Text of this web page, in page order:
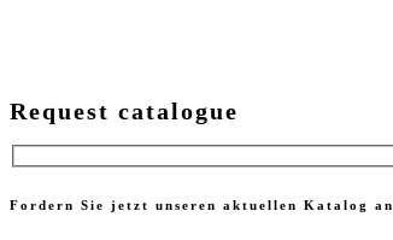
Request catalogue
Fordern Sie jetzt unseren aktuellen Katalog an